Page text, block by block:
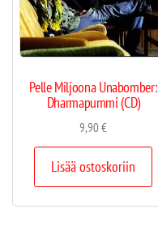
Pelle Miljoona Unabomber:
Dharmapummi (CD)
9,90€
Lisää ostoskoriin